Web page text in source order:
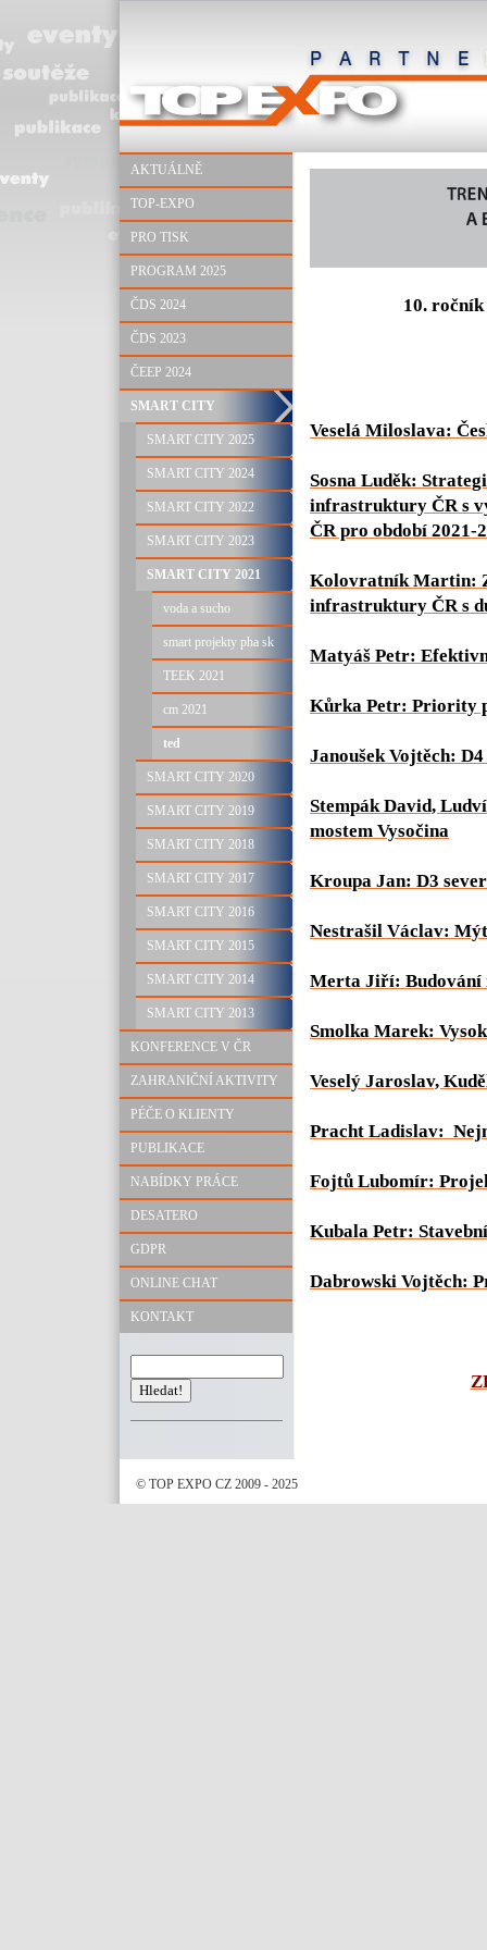
AKTUÁLNĚ
TOP-EXPO
PRO TISK
PROGRAM 2025
ČDS 2024
ČDS 2023
ČEEP 2024
SMART CITY
SMART CITY 2025
SMART CITY 2024
SMART CITY 2022
SMART CITY 2023
SMART CITY 2021
voda a sucho
smart projekty pha sk
TEEK 2021
cm 2021
ted
SMART CITY 2020
SMART CITY 2019
SMART CITY 2018
SMART CITY 2017
SMART CITY 2016
SMART CITY 2015
SMART CITY 2014
SMART CITY 2013
KONFERENCE V ČR
ZAHRANIČNÍ AKTIVITY
PÉČE O KLIENTY
PUBLIKACE
NABÍDKY PRÁCE
DESATERO
GDPR
ONLINE CHAT
KONTAKT
10.
Veselá Miloslava:
Sosna Luděk:
infrastruktury ČR s
ČR pro období 2021-
Kolovratník Martin:
infrastruktury ČR s
Matyáš Petr:
Kůrka Petr: Priority
Janoušek Vojtěch:
Stempák David,
mostem Vysočina
Kroupa Jan: D3
Nestrašil Václav:
Merta Jiří: Budování
Smolka Marek:
Veselý Jaroslav,
Pracht Ladislav:
Fojtů Lubomír:
Kubala Petr:
Dabrowski Vojtěch:
© TOP EXPO CZ 2009 - 2025